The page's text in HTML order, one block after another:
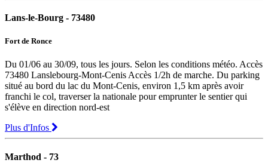
Lans-le-Bourg - 73480
Fort de Ronce
Du 01/06 au 30/09, tous les jours. Selon les conditions météo. Accès
73480 Lanslebourg-Mont-Cenis Accès 1/2h de marche. Du parking
situé au bord du lac du Mont-Cenis, environ 1,5 km après avoir
franchi le col, traverser la nationale pour emprunter le sentier qui
s'élève en direction nord-est
Plus d'Infos
Marthod - 73